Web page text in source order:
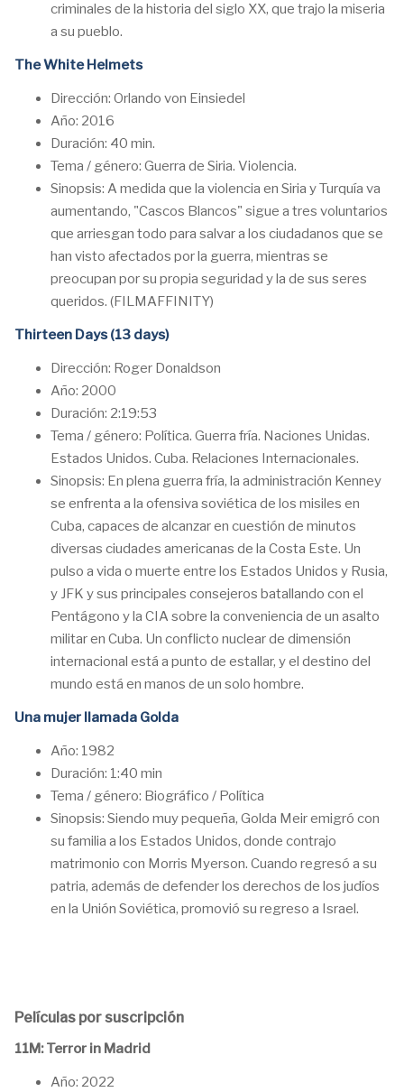
criminales de la historia del siglo XX, que trajo la miseria
a su pueblo.
The White Helmets
Dirección: Orlando von Einsiedel
Año: 2016
Duración: 40 min.
Tema / género: Guerra de Siria. Violencia.
Sinopsis: A medida que la violencia en Siria y Turquía va
aumentando, "Cascos Blancos" sigue a tres voluntarios
que arriesgan todo para salvar a los ciudadanos que se
han visto afectados por la guerra, mientras se
preocupan por su propia seguridad y la de sus seres
queridos. (FILMAFFINITY)
Thirteen Days (13 days)
Dirección: Roger Donaldson
Año: 2000
Duración: 2:19:53
Tema / género: Política. Guerra fría. Naciones Unidas.
Estados Unidos. Cuba. Relaciones Internacionales.
Sinopsis: En plena guerra fría, la administración Kenney
se enfrenta a la ofensiva soviética de los misiles en
Cuba, capaces de alcanzar en cuestión de minutos
diversas ciudades americanas de la Costa Este. Un
pulso a vida o muerte entre los Estados Unidos y Rusia,
y JFK y sus principales consejeros batallando con el
Pentágono y la CIA sobre la conveniencia de un asalto
militar en Cuba. Un conflicto nuclear de dimensión
internacional está a punto de estallar, y el destino del
mundo está en manos de un solo hombre.
Una mujer llamada Golda
Año: 1982
Duración: 1:40 min
Tema / género: Biográfico / Política
Sinopsis: Siendo muy pequeña, Golda Meir emigró con
su familia a los Estados Unidos, donde contrajo
matrimonio con Morris Myerson. Cuando regresó a su
patria, además de defender los derechos de los judíos
en la Unión Soviética, promovió su regreso a Israel.
Películas por suscripción
11M: Terror in Madrid
Año: 2022